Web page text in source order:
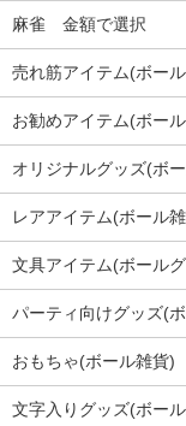
麻雀 金額で選択
売れ筋アイテム(ボー
お勧めアイテム(ボー
オリジナルグッズ(ボ
レアアイテム(ボール
文具アイテム(ボール
パーティ向けグッズ(
おもちゃ(ボール雑貨)
文字入りグッズ(ボー